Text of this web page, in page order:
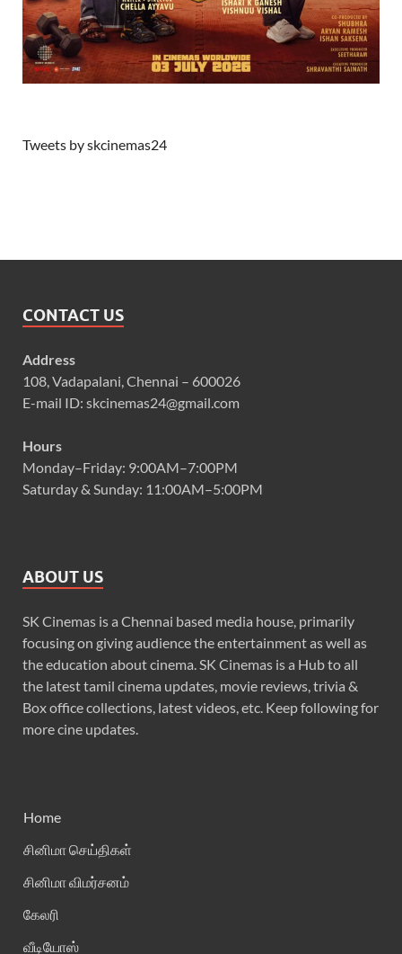
Tweets by skcinemas24
CONTACT US
Address
108, Vadapalani, Chennai – 600026
E-mail ID: skcinemas24@gmail.com
Hours
Monday–Friday: 9:00AM–7:00PM
Saturday & Sunday: 11:00AM–5:00PM
ABOUT US
SK Cinemas is a Chennai based media house, primarily
focusing on giving audience the entertainment as well as
the education about cinema. SK Cinemas is a Hub to all
the latest tamil cinema updates, movie reviews, trivia &
Box office collections, latest videos, etc. Keep following for
more cine updates.
Home
சினிமா செய்திகள்
சினிமா விமர்சனம்
கேலரி
வீடியோஸ்